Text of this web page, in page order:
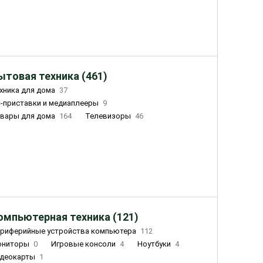
техника (461)
для дома 37
приставки и медиаплееры
9
для дома 164 Телевизоры 46
техника (121)
устройства компьютера 112
0 Игровые консоли 4 Ноутбуки 4
1